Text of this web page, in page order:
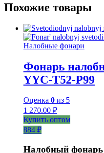
Похожие товары
Налобные фонари
Фонарь
YYC-T52-P99
Оценка 0 из 5
1 270.00 ₽
Купить оптом
884 ₽
Налобный фонарь